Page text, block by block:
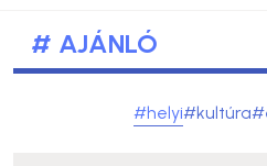
# AJÁNLÓ
#helyi#kultúra